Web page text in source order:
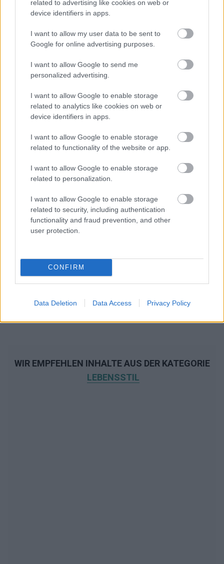
related to advertising like cookies on web or
device identifiers in apps.
I want to allow my user data to be sent to
Google for online advertising purposes.
I want to allow Google to send me
personalized advertising.
I want to allow Google to enable storage
related to analytics like cookies on web or
device identifiers in apps.
I want to allow Google to enable storage
related to functionality of the website or app.
I want to allow Google to enable storage
related to personalization.
I want to allow Google to enable storage
related to security, including authentication
functionality and fraud prevention, and other
user protection.
CONFIRM
Data Deletion Data Access Privacy Policy
WIR EMPFEHLEN INHALTE AUS DER KATEGORIE
LEBENSSTIL